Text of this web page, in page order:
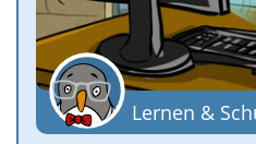
Lernen &